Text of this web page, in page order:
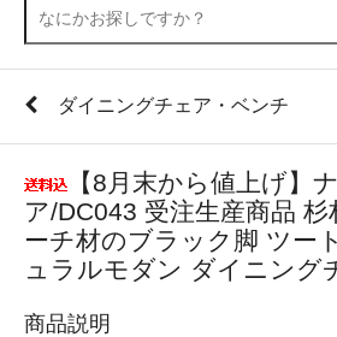
ダイニングチェア・ベンチ
【8月末から値上げ】
ア/DC043 受注生産商品
ーチ材のブラック脚 ツー
ュラルモダン ダイニング
商品説明